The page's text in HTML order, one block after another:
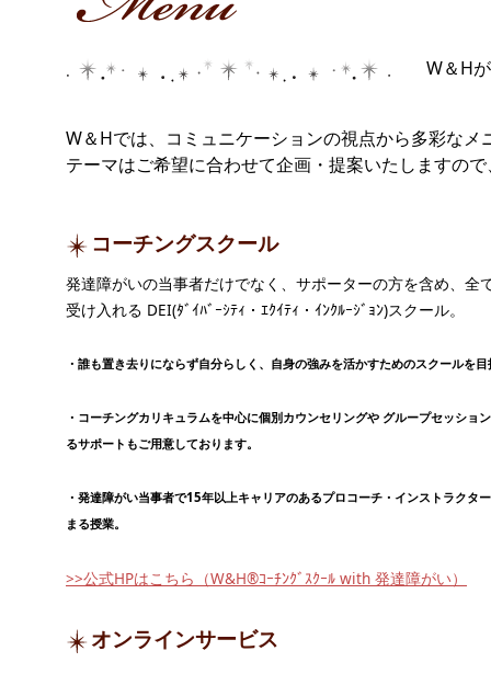
W＆H
W＆Hでは、コミュニケーションの視点から多彩な
テーマはご希望に合わせて企画・提案いたしますの
コーチングスクール
発達障がいの当事者だけでなく、サポーターの方を含め、全
受け入れる DEI(ﾀﾞｲﾊﾞｰｼﾃｨ・ｴｸｲﾃｨ・ｲﾝｸﾙｰｼﾞｮﾝ)スクール。
・誰も置き去りにならず自分らしく、自身の強みを活かすためのスクールを
・コーチングカリキュラムを中心に個別カウンセリングや グループセッショ
るサポートもご用意しております。
・発達障がい当事者で15年以上キャリアのあるプロコーチ・インストラクタ
まる授業。
>>公式HPはこちら（W&H®ｺｰﾁﾝｸﾞｽｸｰﾙ with 発達障がい）
オンラインサービス